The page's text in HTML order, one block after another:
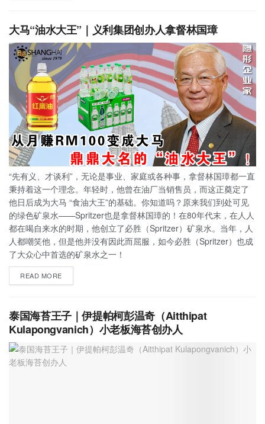
大马“油水大王”｜义利集团创办人拿督林国璋
“先有义、才谈利”，无论是事业、家庭或各种事，拿督林国璋都一直
秉持着这一个理念。年轻时，他曾在油厂当销售员，而这正奠定了
他日后成为大马 “食油大王”的基础。你知道吗？原来我们到处可见
的绿色矿泉水——Spritzer也是拿督林国璋的！在80年代末，在人人
都在喝自来水的时期，他创立了必胜（Spritzer）矿泉水。当年，人
人都嘲笑他，但是他并没有因此而屈服，如今必胜（Spritzer）也成
了大众心中首选的矿泉水之一！
READ MORE
泰国海苔王子｜伊提帕柯彭温奇（Aitthipat
Kulapongvanich）小老板海苔创办人